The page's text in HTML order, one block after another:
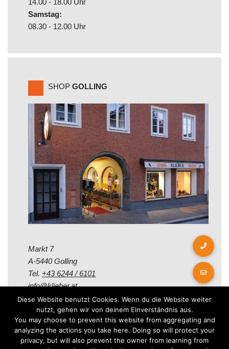
Samstag:
08.30 - 12.00 Uhr
SHOP GOLLING
Markt 7
A-5440 Golling
Tel. +43 6244 / 6101
info@klieber.at
Öffungszeiten
Montag - Freitag:
Diese Website benutzt Cookies. Wenn du die Website weiter
nutzt, gehen wir von deinem Einverständnis aus.
You may choose to prevent this website from aggregating and
analyzing the actions you take here. Doing so will protect your
privacy, but will also prevent the owner from learning from